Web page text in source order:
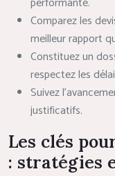
Comparez les
meilleur rapport
Constituez un
respectez les
Suivez
justificatifs.
Les clés
: stratégies